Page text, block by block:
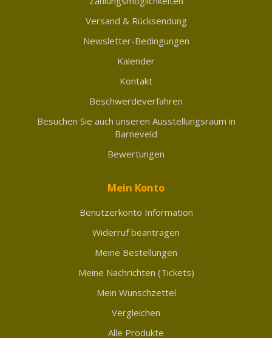
Versand & Rücksendung
Newsletter-Bedingungen
Kalender
Kontakt
Beschwerdeverfahren
Besuchen Sie auch unseren Ausstellungsraum in
Barneveld
Bewertungen
Mein Konto
Benutzerkonto Information
Widerruf beantragen
Meine Bestellungen
Meine Nachrichten (Tickets)
Mein Wunschzettel
Vergleichen
Alle Produkte